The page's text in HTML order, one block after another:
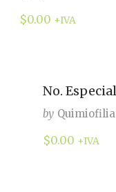
$0.00 +IVA
No.
by Quimiofilia
$0.00 +IVA